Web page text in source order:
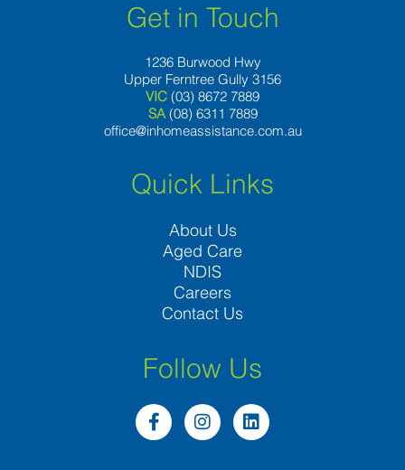
Get in Touch
1236 Burwood Hwy
Upper Ferntree Gully 3156
VIC (03) 8672 7889
SA (08) 6311 7889
office@inhomeassistance.com.au
Quick Links
About Us
Aged Care
NDIS
Careers
Contact Us
Follow Us
F
a
I
n
L
i